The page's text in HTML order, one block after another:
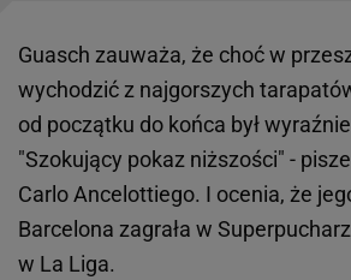
Guasch zauważa, że choć w
wychodzić z najgorszych
od początku do końca był
"Szokujący pokaz niższości" -
Carlo Ancelottiego. I ocenia, że
Barcelona zagrała w
w La Liga.